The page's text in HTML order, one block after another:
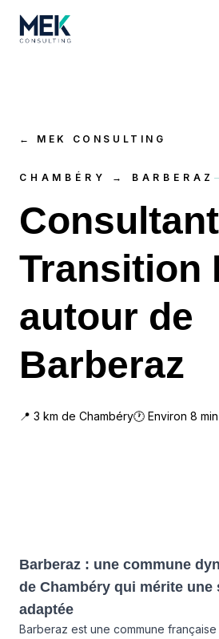
← MEK CONSULTING
CHAMBÉRY → BARBERAZ
Consultant
Transition
autour de
Barberaz
📍 3 km de Chambéry🕐 Environ 8
Barberaz : une commune
de Chambéry qui mérite une
adaptée
Barberaz est une commune